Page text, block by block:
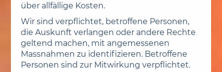
über allfällige Kosten.
Wir sind verpflichtet, betroffene Personen,
die Auskunft verlangen oder andere Rechte
geltend machen, mit angemessenen
Massnahmen zu identifizieren. Betroffene
Personen sind zur Mitwirkung verpflichtet.